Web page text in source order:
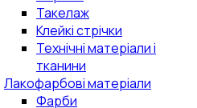
Такелаж
Клейкі стрічки
Технічні матеріали і
тканини
Лакофарбові матеріали
Фарби